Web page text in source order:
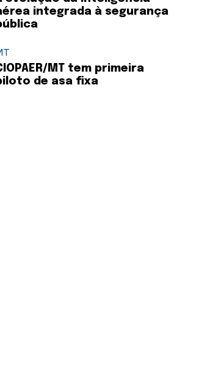
integrada à segurança
MT tem primeira
de asa fixa